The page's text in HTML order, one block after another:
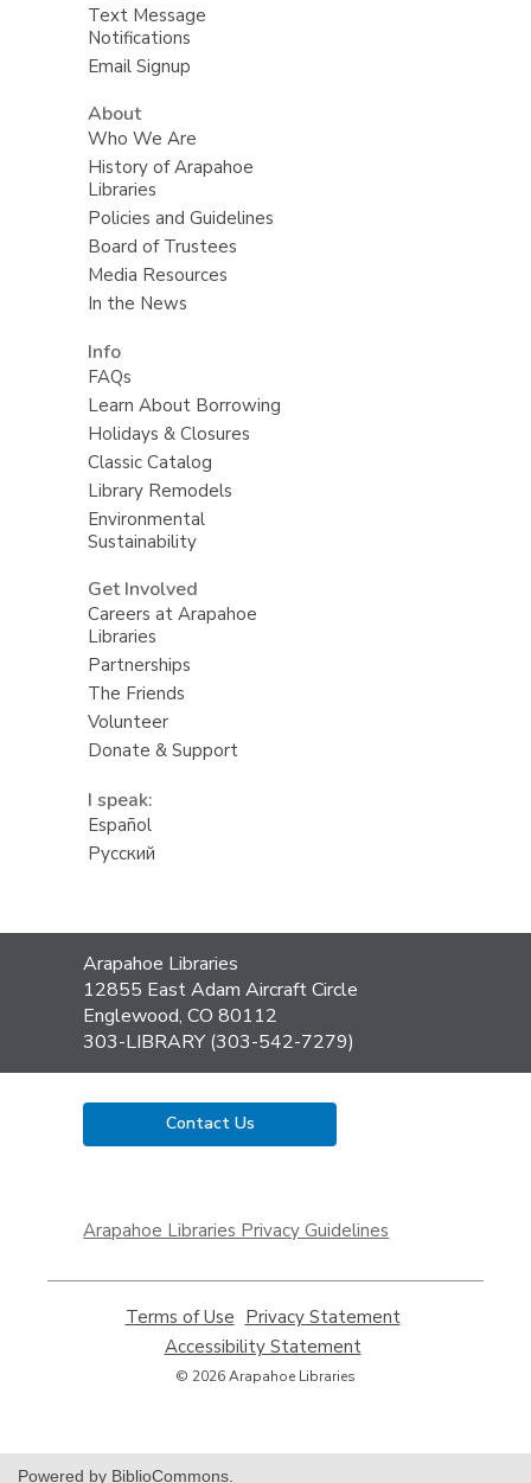
Text Message
Notifications
Email Signup
About
Who We Are
History of Arapahoe
Libraries
Policies and Guidelines
Board of Trustees
Media Resources
In the News
Info
FAQs
Learn About Borrowing
Holidays & Closures
Classic Catalog
Library Remodels
Environmental
Sustainability
Get Involved
Careers at Arapahoe
Libraries
Partnerships
The Friends
Volunteer
Donate & Support
I speak:
Español
Русский
Contact
the
Library
Arapahoe Libraries
12855 East Adam Aircraft Circle
Englewood, CO 80112
303-LIBRARY (303-542-7279)
Contact Us
a
window
Arapahoe Libraries Privacy Guidelines
Terms of Use
opens
a
new
Privacy Statement,
Accessibility Statement,
© 2026 Arapahoe Libraries
Powered by BiblioCommons.